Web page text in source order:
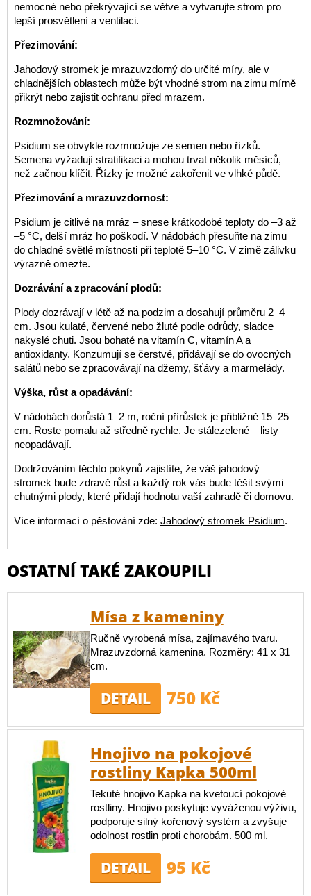
nemocné nebo překrývající se větve a vytvarujte strom pro
lepší prosvětlení a ventilaci.
Přezimování:
Jahodový stromek je mrazuvzdorný do určité míry, ale v
chladnějších oblastech může být vhodné strom na zimu mírně
přikrýt nebo zajistit ochranu před mrazem.
Rozmnožování:
Psidium se obvykle rozmnožuje ze semen nebo řízků.
Semena vyžadují stratifikaci a mohou trvat několik měsíců,
než začnou klíčit. Řízky je možné zakořenit ve vlhké půdě.
Přezimování a mrazuvzdornost:
Psidium je citlivé na mráz – snese krátkodobé teploty do –3 až
–5 °C, delší mráz ho poškodí. V nádobách přesuňte na zimu
do chladné světlé místnosti při teplotě 5–10 °C. V zimě zálivku
výrazně omezte.
Dozrávání a zpracování plodů:
Plody dozrávají v létě až na podzim a dosahují průměru 2–4
cm. Jsou kulaté, červené nebo žluté podle odrůdy, sladce
nakyslé chuti. Jsou bohaté na vitamín C, vitamín A a
antioxidanty. Konzumují se čerstvé, přidávají se do ovocných
salátů nebo se zpracovávají na džemy, šťávy a marmelády.
Výška, růst a opadávání:
V nádobách dorůstá 1–2 m, roční přírůstek je přibližně 15–25
cm. Roste pomalu až středně rychle. Je stálezelené – listy
neopadávají.
Dodržováním těchto pokynů zajistíte, že váš jahodový
stromek bude zdravě růst a každý rok vás bude těšit svými
chutnými plody, které přidají hodnotu vaší zahradě či domovu.
Více informací o pěstování zde: Jahodový stromek Psidium.
OSTATNÍ TAKÉ ZAKOUPILI
Mísa z kameniny
Ručně vyrobená mísa, zajímavého tvaru.
Mrazuvzdorná kamenina. Rozměry: 41 x 31
cm.
DETAIL 750 Kč
Hnojivo na pokojové
rostliny Kapka 500ml
Tekuté hnojivo Kapka na kvetoucí pokojové
rostliny. Hnojivo poskytuje vyváženou výživu,
podporuje silný kořenový systém a zvyšuje
odolnost rostlin proti chorobám. 500 ml.
DETAIL 95 Kč